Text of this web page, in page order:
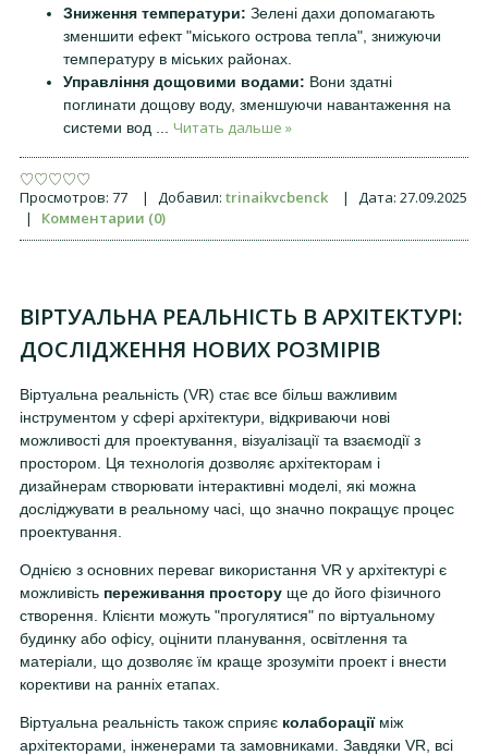
Зниження температури: Зелені дахи допомагають
зменшити ефект "міського острова тепла", знижуючи
температуру в міських районах.
Управління дощовими водами: Вони здатні
поглинати дощову воду, зменшуючи навантаження на
системи вод
Читать дальше »
Просмотров: 77 | Добавил: trinaikvcbenck | Дата: 27.09.2025
|
Комментарии (0)
ВІРТУАЛЬНА РЕАЛЬНІСТЬ В АРХІТЕКТУРІ:
ДОСЛІДЖЕННЯ НОВИХ РОЗМІРІВ
Віртуальна реальність (VR) стає все більш важливим
інструментом у сфері архітектури, відкриваючи нові
можливості для проектування, візуалізації та взаємодії з
простором. Ця технологія дозволяє архітекторам і
дизайнерам створювати інтерактивні моделі, які можна
досліджувати в реальному часі, що значно покращує процес
проектування.
Однією з основних переваг використання VR у архітектурі є
можливість переживання простору ще до його фізичного
створення. Клієнти можуть "прогулятися" по віртуальному
будинку або офісу, оцінити планування, освітлення та
матеріали, що дозволяє їм краще зрозуміти проект і внести
корективи на ранніх етапах.
Віртуальна реальність також сприяє колабораціїміж
архітекторами, інженерами та замовниками. Завдяки VR, всі